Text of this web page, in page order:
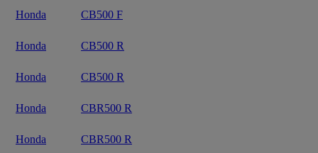
Honda CB500 F
Honda CB500 R
Honda CB500 R
Honda CBR500 R
Honda CBR500 R